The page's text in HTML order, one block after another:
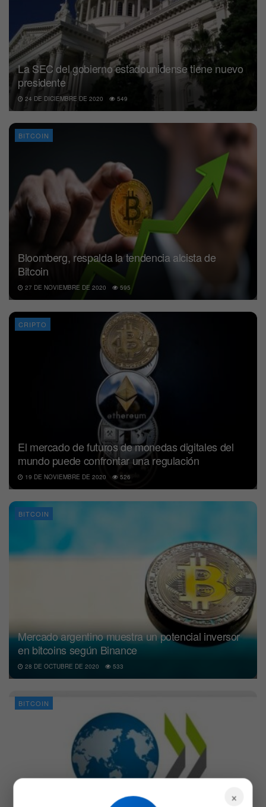
La SEC del gobierno estadounidense tiene nuevo
presidente
24 DE DICIEMBRE DE 2020 549
BITCOIN
Bloomberg, respalda la tendencia alcista de
Bitcoin
27 DE NOVIEMBRE DE 2020 595
CRIPTO
El mercado de futuros de monedas digitales del
mundo puede confrontar una regulación
19 DE NOVIEMBRE DE 2020 526
BITCOIN
Mercado argentino muestra un potencial inversor
en bitcoins según Binance
28 DE OCTUBRE DE 2020 533
BITCOIN
×